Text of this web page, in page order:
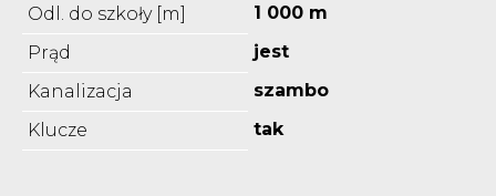
Odl. do szkoły [m]
1 000 m
Prąd
jest
Kanalizacja
szambo
Klucze
tak